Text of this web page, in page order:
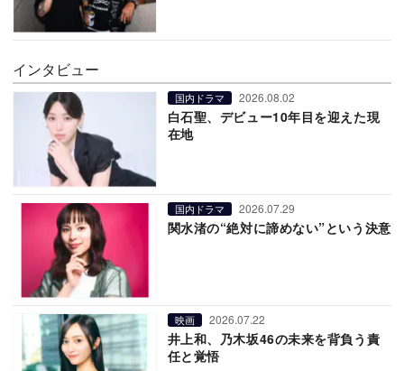
インタビュー
国内ドラマ 2026.08.02
白石聖、デビュー10年目を迎えた現
在地
国内ドラマ 2026.07.29
関水渚の“絶対に諦めない”という決意
映画 2026.07.22
井上和、乃木坂46の未来を背負う責
任と覚悟